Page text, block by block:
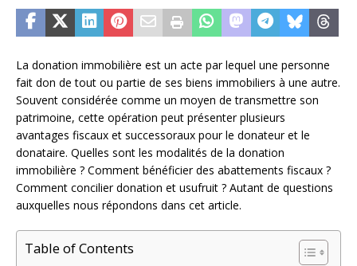
La donation immobilière est un acte par lequel une personne
fait don de tout ou partie de ses biens immobiliers à une autre.
Souvent considérée comme un moyen de transmettre son
patrimoine, cette opération peut présenter plusieurs
avantages fiscaux et successoraux pour le donateur et le
donataire. Quelles sont les modalités de la donation
immobilière ? Comment bénéficier des abattements fiscaux ?
Comment concilier donation et usufruit ? Autant de questions
auxquelles nous répondons dans cet article.
Table of Contents